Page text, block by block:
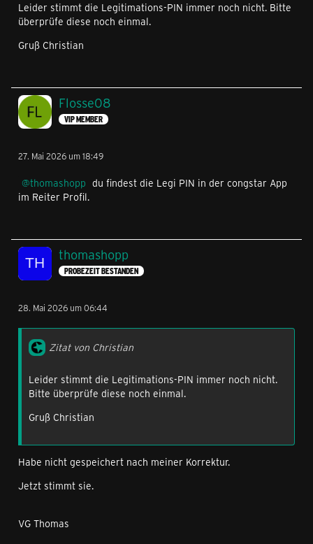
Leider stimmt die Legitimations-PIN immer noch nicht. Bitte
überprüfe diese noch einmal.
Gruß Christian
Flosse08
VIP MEMBER
27. Mai 2026 um 18:49
thomashopp du findest die Legi PIN in der congstar App
im Reiter Profil.
thomashopp
PROBEZEIT BESTANDEN
28. Mai 2026 um 06:44
Zitat von Christian
Leider stimmt die Legitimations-PIN immer noch nicht.
Bitte überprüfe diese noch einmal.
Gruß Christian
Habe nicht gespeichert nach meiner Korrektur.
Jetzt stimmt sie.
VG Thomas